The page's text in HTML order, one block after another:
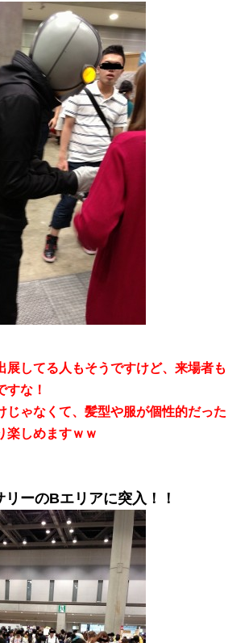
展してる人もそうですけど、来場者も
すな！
じゃなくて、髪型や服が個性的だった
楽しめますｗｗ
ーのBエリアに突入！！